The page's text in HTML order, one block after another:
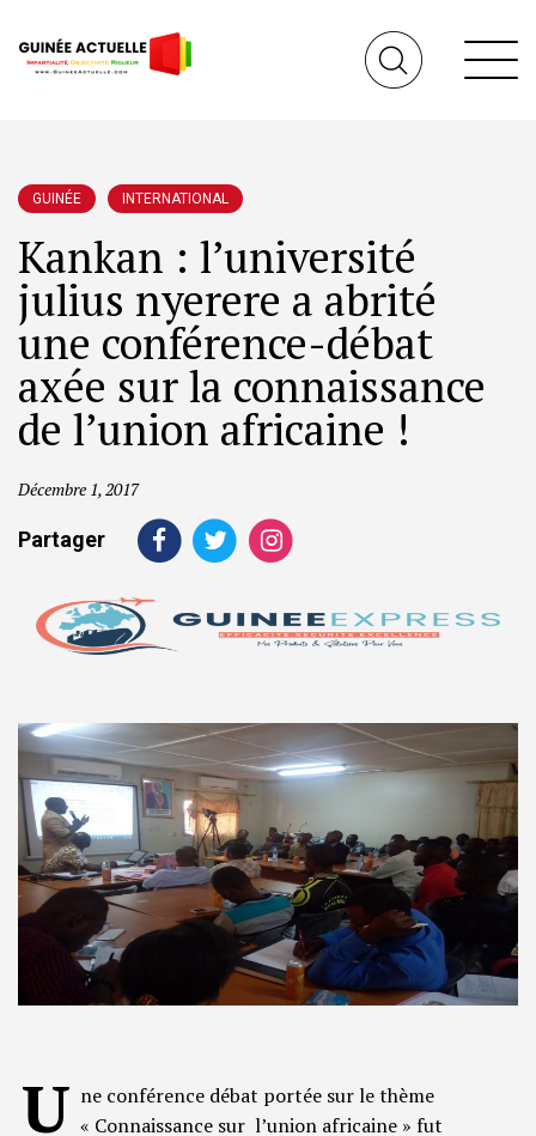
GUINÉE INTERNATIONAL
Kankan : l’université
julius nyerere a abrité
une conférence-débat
axée sur la connaissance
de l’union africaine !
Décembre 1, 2017
Partager
U ne conférence débat portée sur le thème
« Connaissance sur l’union africaine » fut